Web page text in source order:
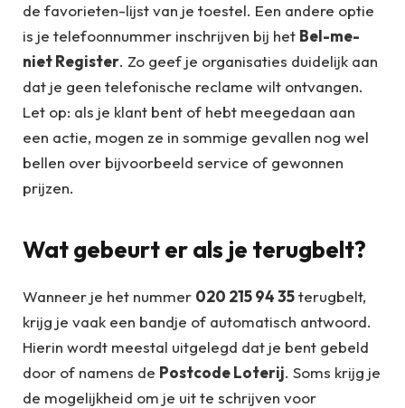
de favorieten-lijst van je toestel. Een andere optie
is je telefoonnummer inschrijven bij het Bel-me-
niet Register. Zo geef je organisaties duidelijk aan
dat je geen telefonische reclame wilt ontvangen.
Let op: als je klant bent of hebt meegedaan aan
een actie, mogen ze in sommige gevallen nog wel
bellen over bijvoorbeeld service of gewonnen
prijzen.
Wat gebeurt er als je terugbelt?
Wanneer je het nummer 020 215 94 35terugbelt,
krijg je vaak een bandje of automatisch antwoord.
Hierin wordt meestal uitgelegd dat je bent gebeld
door of namens de Postcode Loterij. Soms krijg je
de mogelijkheid om je uit te schrijven voor